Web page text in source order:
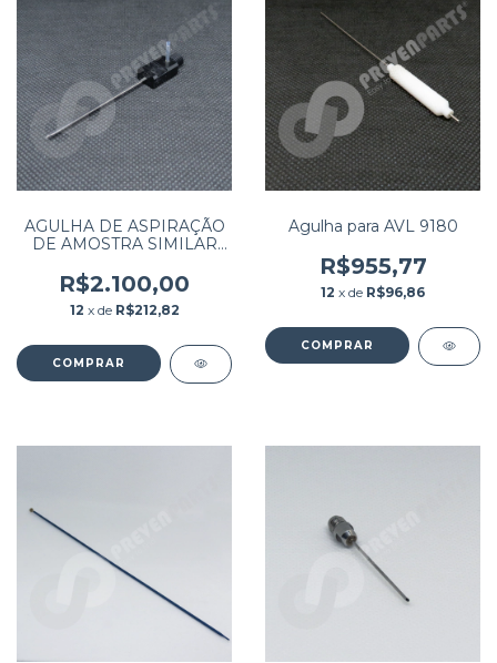
AGULHA DE ASPIRAÇÃO
DE AMOSTRA SIMILAR
R$2.100,00
12 x de R$212,82
Agulha para AVL 9180
R$955,77
12 x de R$96,86